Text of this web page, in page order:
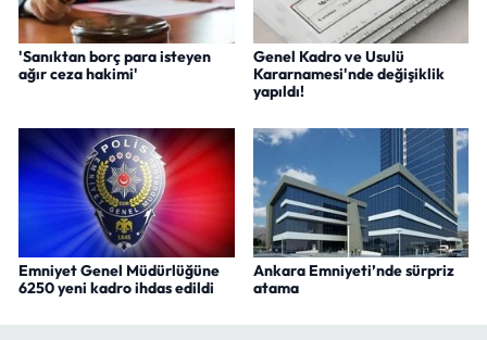
'Sanıktan borç para isteyen
ağır ceza hakimi'
Genel Kadro ve Usulü
Kararnamesi'nde değişiklik
yapıldı!
Emniyet Genel Müdürlüğüne
6250 yeni kadro ihdas edildi
Ankara Emniyeti’nde sürpriz
atama